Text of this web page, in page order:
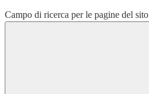
Campo di ricerca per le pagine del sito